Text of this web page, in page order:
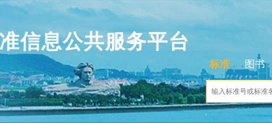
信息公共服务平台
标准 图书